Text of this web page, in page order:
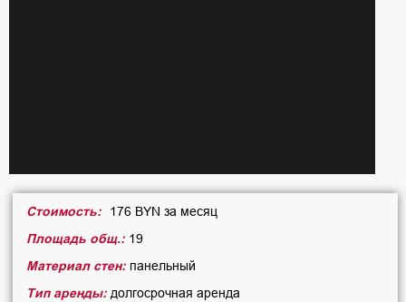
Стоимость:
176 BYN за месяц
Площадь общ.: 19
Материал стен: панельный
Тип аренды: долгосрочная аренда